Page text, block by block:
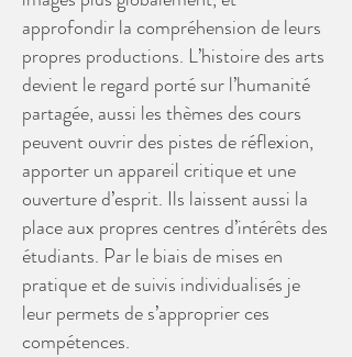
approfondir la compréhension de leurs
propres productions. L’histoire des arts
devient le regard porté sur l’humanité
partagée, aussi les thèmes des cours
peuvent ouvrir des pistes de réflexion,
apporter un appareil critique et une
ouverture d’esprit. Ils laissent aussi la
place aux propres centres d’intérêts des
étudiants. Par le biais de mises en
pratique et de suivis individualisés je
leur permets de s’approprier ces
compétences.